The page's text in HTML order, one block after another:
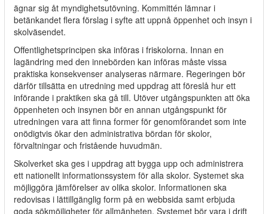
ägnar sig åt myndighetsutövning. Kommittén lämnar i
betänkandet flera förslag i syfte att uppnå öppenhet och insyn i
skolväsendet.
Offentlighetsprincipen ska införas i friskolorna. Innan en
lagändring med den innebörden kan införas måste vissa
praktiska konsekvenser analyseras närmare. Regeringen bör
därför tillsätta en utredning med uppdrag att föreslå hur ett
införande i praktiken ska gå till. Utöver utgångspunkten att öka
öppenheten och insynen bör en annan utgångspunkt för
utredningen vara att finna former för genomförandet som inte
onödigtvis ökar den administrativa bördan för skolor,
förvaltningar och fristående huvudmän.
Skolverket ska ges i uppdrag att bygga upp och administrera
ett nationellt informationssystem för alla skolor. Systemet ska
möjliggöra jämförelser av olika skolor. Informationen ska
redovisas i lättillgänglig form på en webbsida samt erbjuda
goda sökmöjligheter för allmänheten. Systemet bör vara i drift